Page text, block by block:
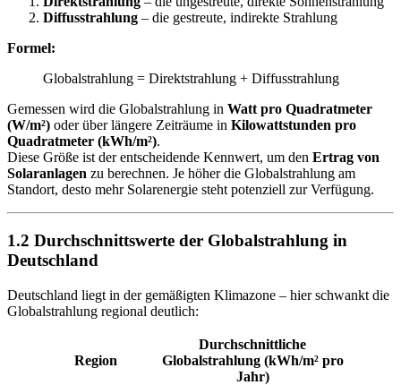
Diffusstrahlung – die gestreute, indirekte Strahlung
Formel:
Globalstrahlung = Direktstrahlung + Diffusstrahlung
Gemessen wird die Globalstrahlung in Watt pro Quadratmeter
(W/m²) oder über längere Zeiträume in Kilowattstunden pro
Quadratmeter (kWh/m²).
Diese Größe ist der entscheidende Kennwert, um den Ertrag von
Solaranlagen zu berechnen. Je höher die Globalstrahlung am
Standort, desto mehr Solarenergie steht potenziell zur Verfügung.
1.2 Durchschnittswerte der Globalstrahlung in
Deutschland
Deutschland liegt in der gemäßigten Klimazone – hier schwankt die
Globalstrahlung regional deutlich:
Region
Durchschnittliche
Globalstrahlung (kWh/m² pro
Jahr)